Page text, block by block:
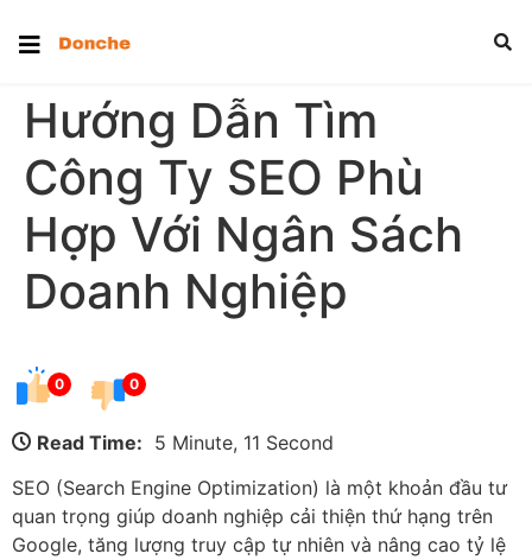
Hướng Dẫn Tìm
Công Ty SEO Phù
Hợp Với Ngân Sách
Doanh Nghiệp
0 0
Read Time: 5 Minute, 11 Second
SEO (Search Engine Optimization) là một khoản đầu tư
quan trọng giúp doanh nghiệp cải thiện thứ hạng trên
Google, tăng lượng truy cập tự nhiên và nâng cao tỷ lệ